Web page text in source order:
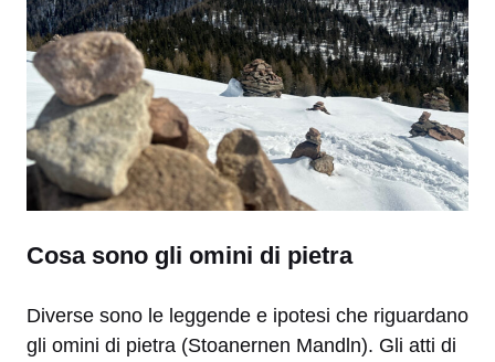
Cosa sono gli omini di pietra
Diverse sono le leggende e ipotesi che riguardano
gli omini di pietra (Stoanernen Mandln). Gli atti di